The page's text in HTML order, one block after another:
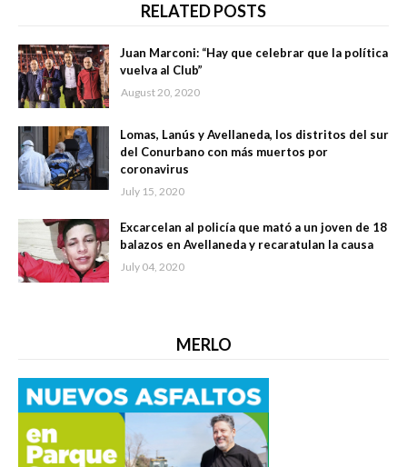
RELATED POSTS
Juan Marconi: “Hay que celebrar que la política
vuelva al Club”
August 20, 2020
Lomas, Lanús y Avellaneda, los distritos del sur
del Conurbano con más muertos por
coronavirus
July 15, 2020
Excarcelan al policía que mató a un joven de 18
balazos en Avellaneda y recaratulan la causa
July 04, 2020
MERLO